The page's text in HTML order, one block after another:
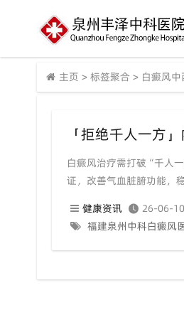
主页 > 标签聚合 > 白癜风
「拒绝千人一方
白癜风治疗需打破“千人
证，改善气血脏腑功能，
健康资讯
26-06-10
福建泉州中科白癜风